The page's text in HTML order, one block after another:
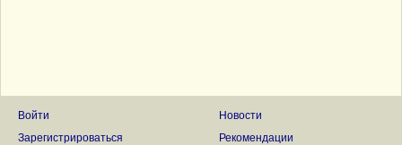
Войти
Зарегистрироваться
Новости
Рекомендации